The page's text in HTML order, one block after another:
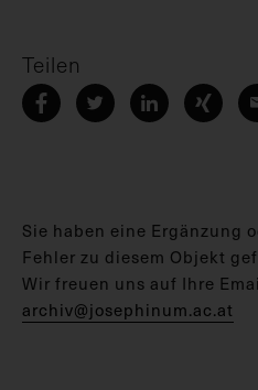
Teilen
Sie haben eine Ergänzung
Fehler zu diesem Objekt
Wir freuen uns auf Ihre
archiv@josephinum.ac.at